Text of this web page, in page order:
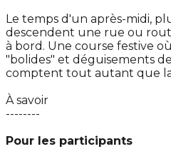
Le temps d'un après-midi,
descendent une rue ou
à bord. Une course festive
"bolides" et déguisements
comptent tout autant que
À savoir
--------
Pour les participants